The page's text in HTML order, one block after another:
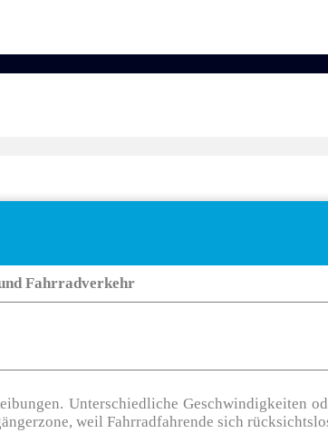
Keine Beschreibung für diese Taxonomie
Fahrradverkehr
Unterschiedliche Geschwindigkeiten
weil Fahrradfahrende sich